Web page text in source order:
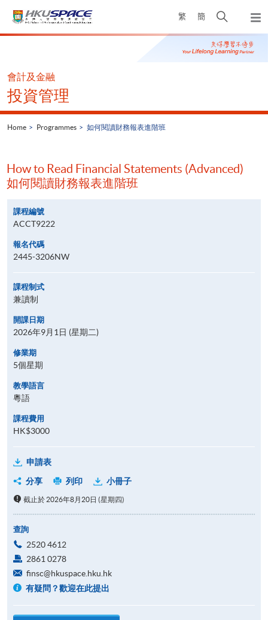
繁 簡
Open
search
panel
Main
會計及金融
投資管理
Home Programmes 如何閱讀財務報表進階班
How to Read Financial Statements (Advanced)
如何閱讀財務報表進階班
課程編號
ACCT9222
報名代碼
2445-3206NW
課程制式
兼讀制
開課日期
2026年9月1日 (星期二)
修業期
5個星期
教學語言
粵語
課程費用
HK$3000
申請表
分享
列印 小冊子
截止於 2026年8月20日 (星期四)
查詢
2520 4612
2861 0278
finsc@hkuspace.hku.hk
有疑問？歡迎在此提出